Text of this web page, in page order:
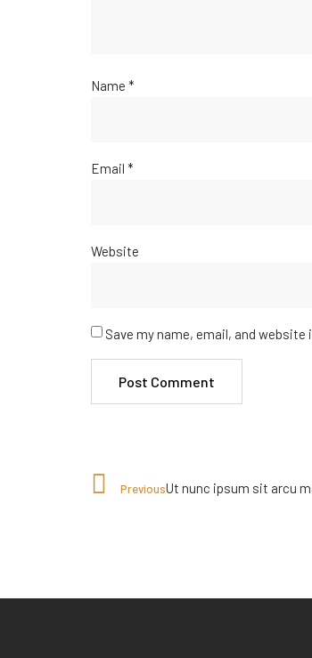
Name *
Email *
Website
Save my name, email, and
PreviousUt nunc ipsum sit arcu